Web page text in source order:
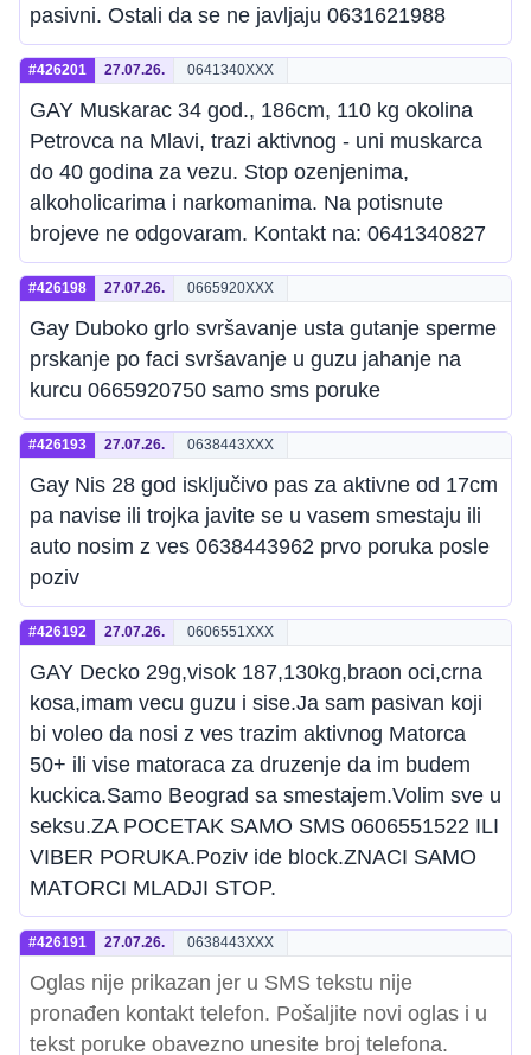
pasivni. Ostali da se ne javljaju 0631621988
#426201 27.07.26. 0641340XXX
GAY Muskarac 34 god., 186cm, 110 kg okolina
Petrovca na Mlavi, trazi aktivnog - uni muskarca
do 40 godina za vezu. Stop ozenjenima,
alkoholicarima i narkomanima. Na potisnute
brojeve ne odgovaram. Kontakt na: 0641340827
#426198 27.07.26. 0665920XXX
Gay Duboko grlo svršavanje usta gutanje sperme
prskanje po faci svršavanje u guzu jahanje na
kurcu 0665920750 samo sms poruke
#426193 27.07.26. 0638443XXX
Gay Nis 28 god isključivo pas za aktivne od 17cm
pa navise ili trojka javite se u vasem smestaju ili
auto nosim z ves 0638443962 prvo poruka posle
poziv
#426192 27.07.26. 0606551XXX
GAY Decko 29g,visok 187,130kg,braon oci,crna
kosa,imam vecu guzu i sise.Ja sam pasivan koji
bi voleo da nosi z ves trazim aktivnog Matorca
50+ ili vise matoraca za druzenje da im budem
kuckica.Samo Beograd sa smestajem.Volim sve u
seksu.ZA POCETAK SAMO SMS 0606551522 ILI
VIBER PORUKA.Poziv ide block.ZNACI SAMO
MATORCI MLADJI STOP.
#426191 27.07.26. 0638443XXX
Oglas nije prikazan jer u SMS tekstu nije
pronađen kontakt telefon. Pošaljite novi oglas i u
tekst poruke obavezno unesite broj telefona.